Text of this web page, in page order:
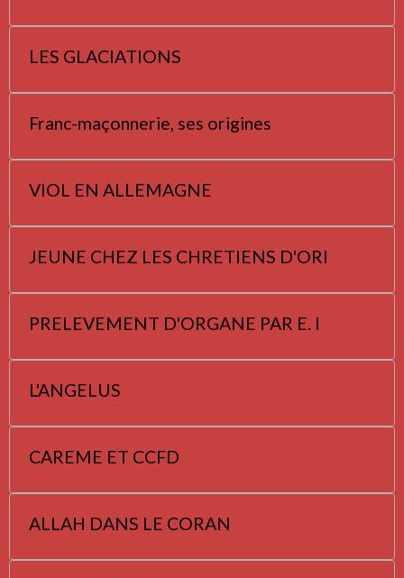
LES GLACIATIONS
Franc-maçonnerie, ses origines
VIOL EN ALLEMAGNE
JEUNE CHEZ LES CHRETIENS D'ORI
PRELEVEMENT D'ORGANE PAR E. I
L'ANGELUS
CAREME ET CCFD
ALLAH DANS LE CORAN